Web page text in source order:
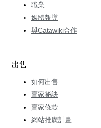
職業
媒體報導
與Catawiki合作
出售
如何出售
賣家祕訣
賣家條款
網站推廣計畫